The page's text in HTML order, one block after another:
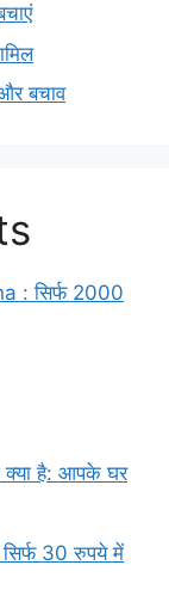
बचाव
: सिर्फ 2000
क्या है: आपके घर
सिर्फ 30 रुपये में